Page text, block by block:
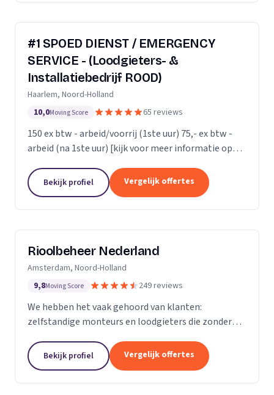
#1 SPOED DIENST / EMERGENCY
SERVICE - (Loodgieters- &
Installatiebedrijf ROOD)
Haarlem, Noord-Holland
10,0Moving Score 65 reviews
150 ex btw - arbeid/voorrij (1ste uur) 75,- ex btw -
arbeid (na 1ste uur) [kijk voor meer informatie op
Bekijk profiel Vergelijk offertes
Rioolbeheer Nederland
Amsterdam, Noord-Holland
9,8Moving Score 249 reviews
We hebben het vaak gehoord van klanten:
zelfstandige monteurs en loodgieters die zonder
rioolprobleem complexer bleek te zijn dan gedacht.
Of een rekening van...
Bekijk profiel Vergelijk offertes